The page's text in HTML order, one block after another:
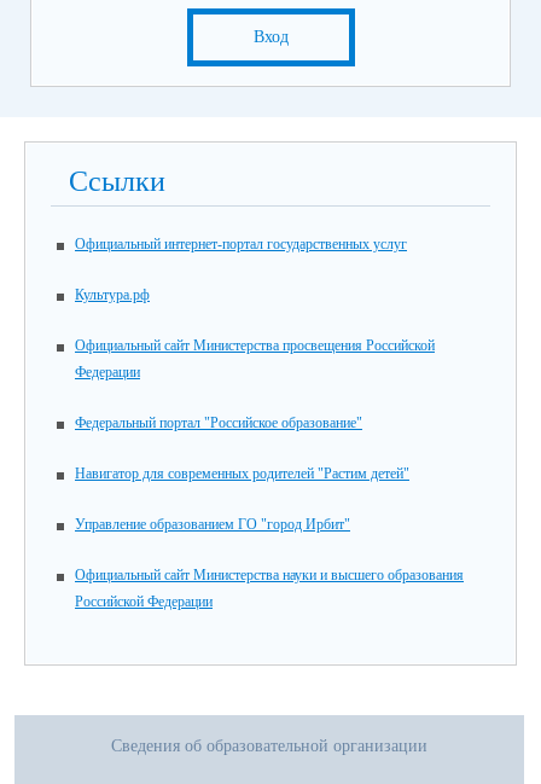
Вход
Ссылки
Официальный интернет-портал государственных услуг
Культура.рф
Официальный сайт Министерства просвещения Российской
Федерации
Федеральный портал "Российское образование"
Навигатор для современных родителей "Растим детей"
Управление образованием ГО "город Ирбит"
Официальный сайт Министерства науки и высшего образования
Российской Федерации
Сведения об образовательной организации